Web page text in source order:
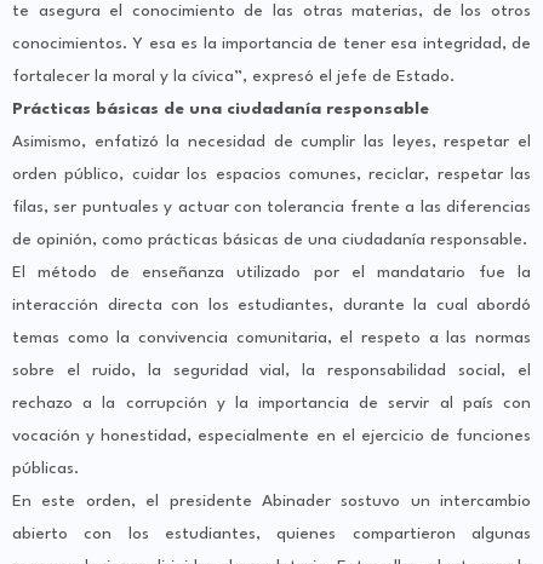
te asegura el conocimiento de las otras materias, de los otros
conocimientos. Y esa es la importancia de tener esa integridad, de
fortalecer la moral y la cívica”, expresó el jefe de Estado.
Prácticas básicas de una ciudadanía responsable
Asimismo, enfatizó la necesidad de cumplir las leyes, respetar el
orden público, cuidar los espacios comunes, reciclar, respetar las
filas, ser puntuales y actuar con tolerancia frente a las diferencias
de opinión, como prácticas básicas de una ciudadanía responsable.
El método de enseñanza utilizado por el mandatario fue la
interacción directa con los estudiantes, durante la cual abordó
temas como la convivencia comunitaria, el respeto a las normas
sobre el ruido, la seguridad vial, la responsabilidad social, el
rechazo a la corrupción y la importancia de servir al país con
vocación y honestidad, especialmente en el ejercicio de funciones
públicas.
En este orden, el presidente Abinader sostuvo un intercambio
abierto con los estudiantes, quienes compartieron algunas